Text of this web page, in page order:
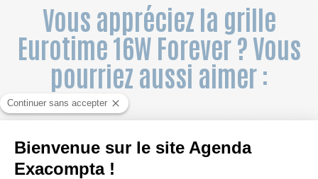
Vous appréciez la grille
Eurotime 16W Forever ? Vous
pourriez aussi aimer :